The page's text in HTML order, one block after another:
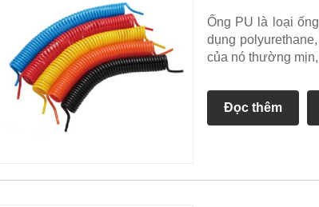
Ống PU là loại
dụng
của nó thường
Đọc thêm